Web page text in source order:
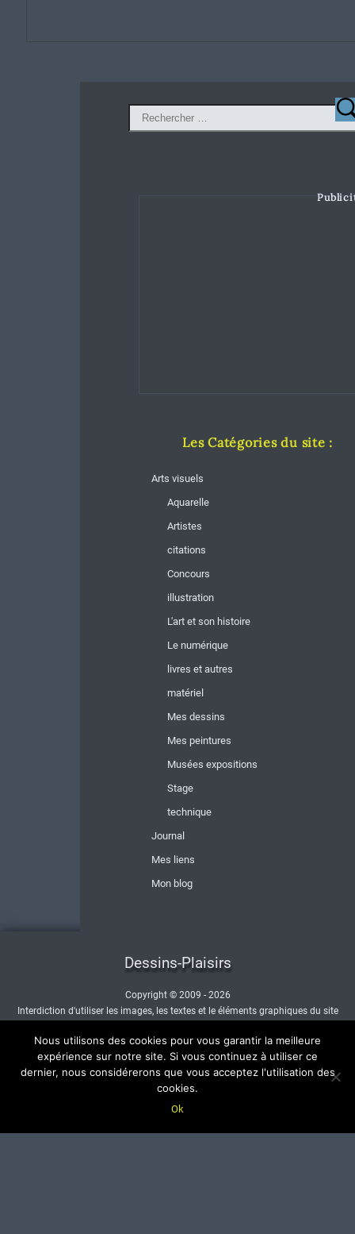
Les Catégories du site :
Arts visuels
Aquarelle
Artistes
citations
Concours
illustration
L'art et son histoire
Le numérique
livres et autres
matériel
Mes dessins
Mes peintures
Musées expositions
Stage
technique
Journal
Mes liens
Mon blog
Dessins-Plaisirs
Copyright © 2009 - 2026
Interdiction d'utiliser les images, les textes et le éléments graphiques du site
- Nous contacter -
Nous utilisons des cookies pour vous garantir la meilleure
expérience sur notre site. Si vous continuez à utiliser ce
dernier, nous considérerons que vous acceptez l'utilisation des
cookies.
Ok